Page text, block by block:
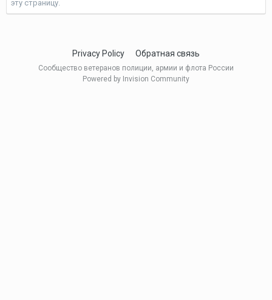
эту страницу.
Privacy Policy Обратная связь
Сообщество ветеранов полиции, армии и флота России
Powered by Invision Community